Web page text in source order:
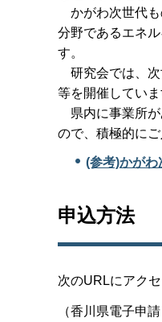
かがわ次世代も
分野であるエネ
す。
研究会では、次
等を開催していま
県内に事業所が
ので、積極的に
(参考)かがわ
申込方法
次のURLにアク
（香川県電子申